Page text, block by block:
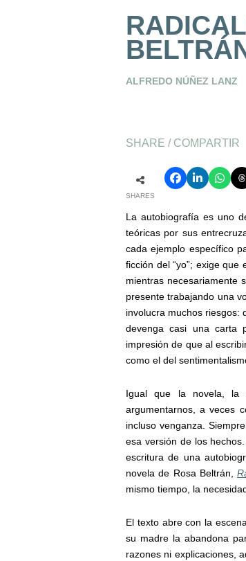
ALFREDO NÚÑEZ LANZ
SHARE / COMPARTIR
SHARES
La autobiografía es uno
teóricas por sus
cada ejemplo específico
ficción del “yo”; exige
mientras necesariamente
presente trabajando una
involucra muchos riesgos:
devenga casi una carta
impresión de que al
como el del
Igual que la novela, la
argumentarnos, a veces
incluso venganza.
esa versión de los
escritura de una
novela de Rosa Beltrán,
mismo tiempo, la
El texto abre con la
su madre la abandona
razones ni explicaciones,